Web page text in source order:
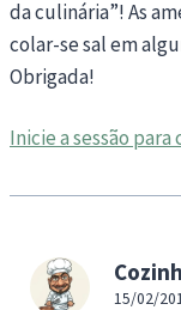
da culinária”! As
colar-se sal em
Obrigada!
Inicie a sessão
15/02/